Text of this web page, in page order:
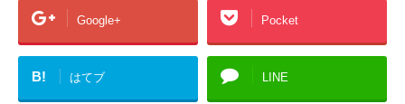
Google+ Pocket
B! はてブ LINE